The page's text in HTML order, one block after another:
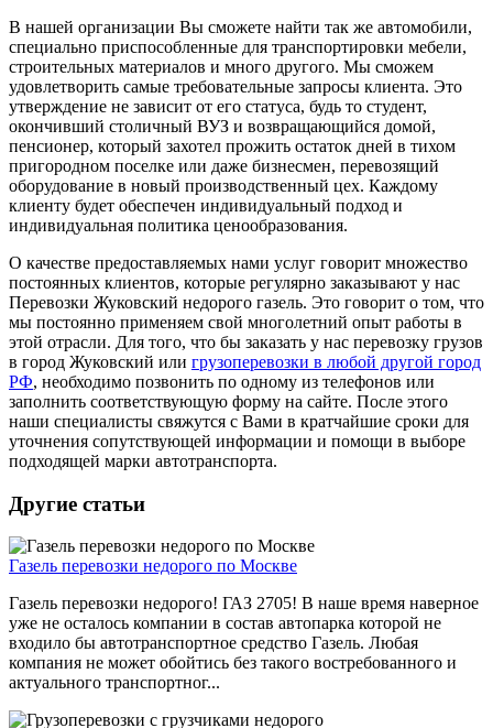
В нашей организации Вы сможете найти так же автомобили,
специально приспособленные для транспортировки мебели,
строительных материалов и много другого. Мы сможем
удовлетворить самые требовательные запросы клиента. Это
утверждение не зависит от его статуса, будь то студент,
окончивший столичный ВУЗ и возвращающийся домой,
пенсионер, который захотел прожить остаток дней в тихом
пригородном поселке или даже бизнесмен, перевозящий
оборудование в новый производственный цех. Каждому
клиенту будет обеспечен индивидуальный подход и
индивидуальная политика ценообразования.
О качестве предоставляемых нами услуг говорит множество
постоянных клиентов, которые регулярно заказывают у нас
Перевозки Жуковский недорого газель. Это говорит о том, что
мы постоянно применяем свой многолетний опыт работы в
этой отрасли. Для того, что бы заказать у нас перевозку грузов
в город Жуковский или грузоперевозки в любой другой город
РФ, необходимо позвонить по одному из телефонов или
заполнить соответствующую форму на сайте. После этого
наши специалисты свяжутся с Вами в кратчайшие сроки для
уточнения сопутствующей информации и помощи в выборе
подходящей марки автотранспорта.
Другие статьи
Газель перевозки недорого по Москве
Газель перевозки недорого! ГАЗ 2705! В наше время наверное
уже не осталось компании в состав автопарка которой не
входило бы автотранспортное средство Газель. Любая
компания не может обойтись без такого востребованного и
актуального транспортног...